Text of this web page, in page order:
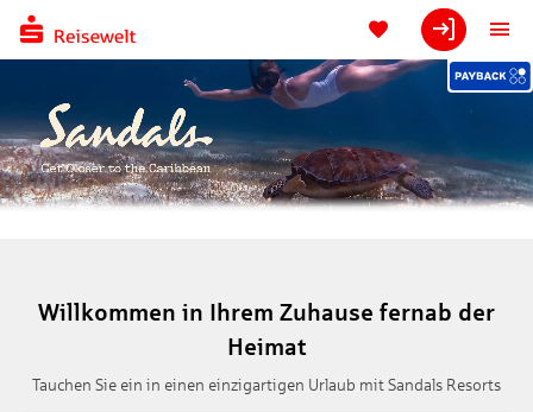
Willkommen in Ihrem Zuhause fernab der
Heimat
Tauchen Sie ein in einen einzigartigen Urlaub mit Sandals Resorts